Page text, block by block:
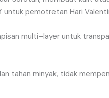
untuk pemotretan Hari
multi–layer untuk
tahan minyak, tidak